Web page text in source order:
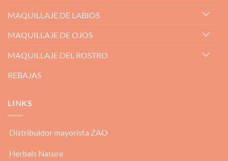
MAQUILLAJE DE LABIOS
MAQUILLAJE DE OJOS
MAQUILLAJE DEL ROSTRO
REBAJAS
LINKS
Distribuidor mayorista ZAO
Herbals Nature